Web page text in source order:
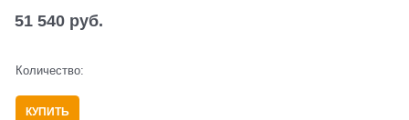
51 540 руб.
Количество:
КУПИТЬ